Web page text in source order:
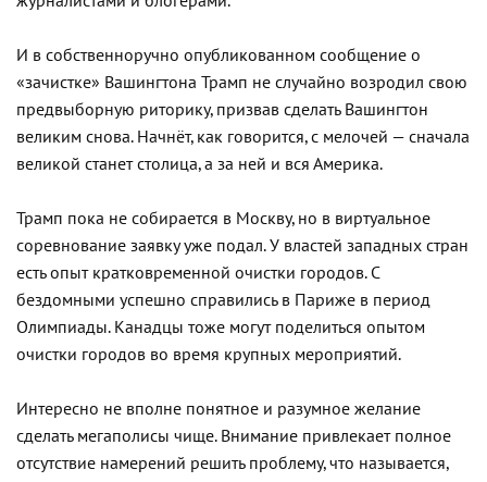
И в собственноручно опубликованном сообщение о
«зачистке» Вашингтона Трамп не случайно возродил свою
предвыборную риторику, призвав сделать Вашингтон
великим снова. Начнёт, как говорится, с мелочей — сначала
великой станет столица, а за ней и вся Америка.
Трамп пока не собирается в Москву, но в виртуальное
соревнование заявку уже подал. У властей западных стран
есть опыт кратковременной очистки городов. С
бездомными успешно справились в Париже в период
Олимпиады. Канадцы тоже могут поделиться опытом
очистки городов во время крупных мероприятий.
Интересно не вполне понятное и разумное желание
сделать мегаполисы чище. Внимание привлекает полное
отсутствие намерений решить проблему, что называется,